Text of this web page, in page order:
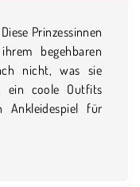
Prinzessinnen
begehbaren
nicht, was sie
ein coole Outfits
Ankleidespiel für